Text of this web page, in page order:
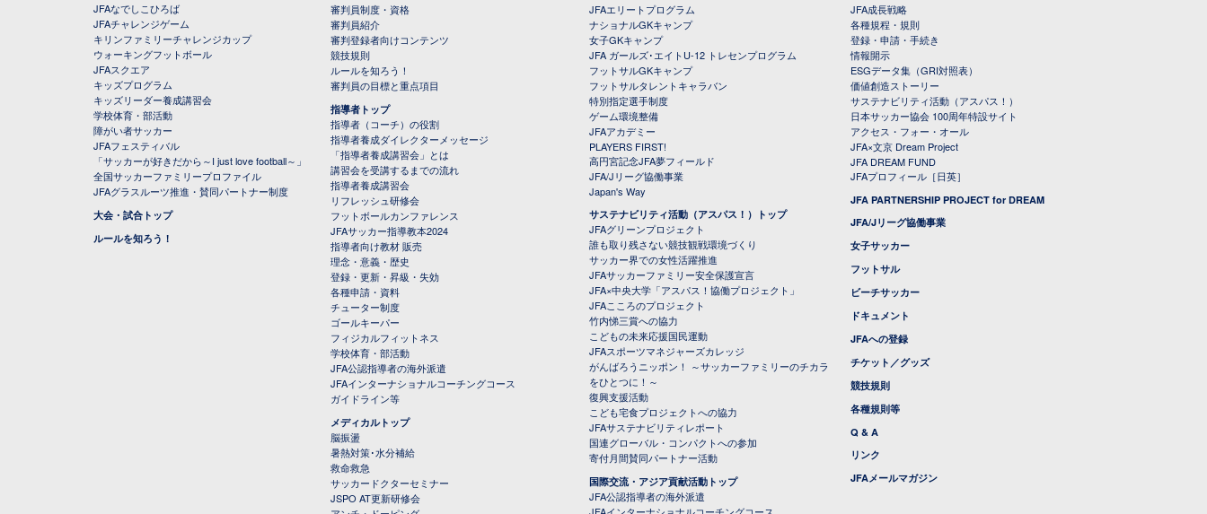
JFAなでしこひろば
JFAチャレンジゲーム
キリンファミリーチャレンジカップ
ウォーキングフットボール
JFAスクエア
キッズプログラム
キッズリーダー養成講習会
学校体育・部活動
障がい者サッカー
JFAフェスティバル
「サッカーが好きだから～I just love football～」
全国サッカーファミリープロファイル
JFAグラスルーツ推進・賛同パートナー制度
大会・試合トップ
ルールを知ろう！
審判員制度・資格
審判員紹介
審判登録者向けコンテンツ
競技規則
ルールを知ろう！
審判員の目標と重点項目
指導者トップ
指導者（コーチ）の役割
指導者養成ダイレクターメッセージ
「指導者養成講習会」とは
講習会を受講するまでの流れ
指導者養成講習会
リフレッシュ研修会
フットボールカンファレンス
JFAサッカー指導教本2024
指導者向け教材 販売
理念・意義・歴史
登録・更新・昇級・失効
各種申請・資料
チューター制度
ゴールキーパー
フィジカルフィットネス
学校体育・部活動
JFA公認指導者の海外派遣
JFAインターナショナルコーチングコース
ガイドライン等
メディカルトップ
脳振盪
暑熱対策･水分補給
救命救急
サッカードクターセミナー
JSPO AT更新研修会
JFAエリートプログラム
ナショナルGKキャンプ
女子GKキャンプ
JFA ガールズ･エイトU-12 トレセンプログラム
フットサルGKキャンプ
フットサルタレントキャラバン
特別指定選手制度
ゲーム環境整備
JFAアカデミー
PLAYERS FIRST!
高円宮記念JFA夢フィールド
JFA/Jリーグ協働事業
Japan's Way
サステナビリティ活動（アスパス！）トップ
JFAグリーンプロジェクト
誰も取り残さない競技観戦環境づくり
サッカー界での女性活躍推進
JFAサッカーファミリー安全保護宣言
JFA×中央大学「アスパス！協働プロジェクト」
JFAこころのプロジェクト
竹内悌三賞への協力
こどもの未来応援国民運動
JFAスポーツマネジャーズカレッジ
がんばろうニッポン！ ～サッカーファミリーのチカラ
をひとつに！～
復興支援活動
こども宅食プロジェクトへの協力
JFAサステナビリティレポート
国連グローバル・コンパクトへの参加
寄付月間賛同パートナー活動
国際交流・アジア貢献活動トップ
JFA公認指導者の海外派遣
JFA成長戦略
各種規程・規則
登録・申請・手続き
情報開示
ESGデータ集（GRI対照表）
価値創造ストーリー
サステナビリティ活動（アスパス！）
日本サッカー協会 100周年特設サイト
アクセス・フォー・オール
JFA×文京 Dream Project
JFA DREAM FUND
JFAプロフィール［日英］
JFA PARTNERSHIP PROJECT for DREAM
JFA/Jリーグ協働事業
女子サッカー
フットサル
ビーチサッカー
ドキュメント
JFAへの登録
チケット／グッズ
競技規則
各種規則等
Q & A
リンク
JFAメールマガジン